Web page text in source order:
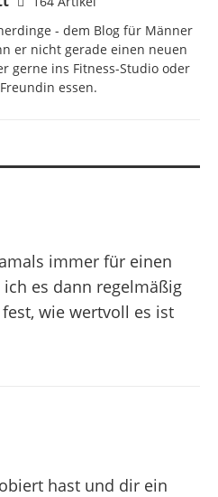
- dem Blog für Männer
er nicht gerade einen neuen
gerne ins Fitness-Studio oder
essen.
immer für einen
es dann regelmäßig
wie wertvoll es ist
hast und dir ein